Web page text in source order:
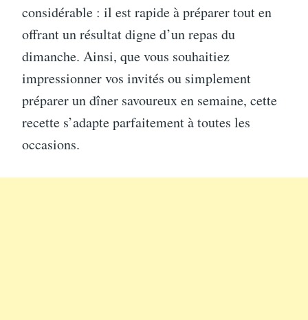
considérable : il est rapide à préparer tout en
offrant un résultat digne d’un repas du
dimanche. Ainsi, que vous souhaitiez
impressionner vos invités ou simplement
préparer un dîner savoureux en semaine, cette
recette s’adapte parfaitement à toutes les
occasions.